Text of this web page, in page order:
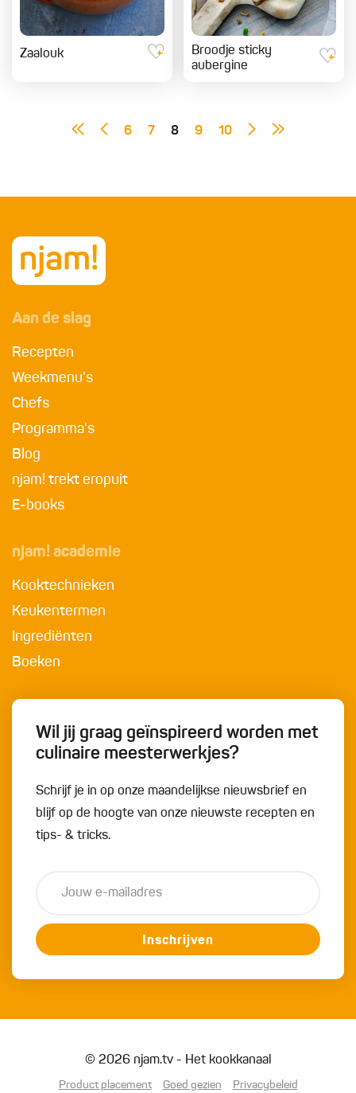
Zaalouk
Broodje sticky
aubergine
6 7 8 9 10
Aan de slag
Recepten
Weekmenu's
Chefs
Programma's
Blog
njam! trekt eropuit
E-books
njam! academie
Kooktechnieken
Keukentermen
Ingrediënten
Boeken
Wil jij graag geïnspireerd worden met
culinaire meesterwerkjes?
Schrijf je in op onze maandelijkse nieuwsbrief en
blijf op de hoogte van onze nieuwste recepten en
tips- & tricks.
Inschrijven
© 2026 njam.tv - Het kookkanaal
Product placement Goed gezien Privacybeleid